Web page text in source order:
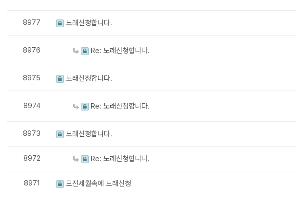
8977 노래신청합니다.
8976 Re: 노래신청합니다.
8975 노래신청합니다.
8974 Re: 노래신청합니다.
8973 노래신청합니다.
8972 Re: 노래신청합니다.
8971 모진세월속에 노래신청